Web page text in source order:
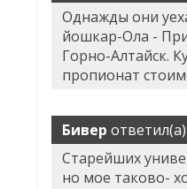
Однажды они
йошкар-Ола -
Горно-Алтайск.
пропионат
Бивер ответил(а)
Старейших
но мое таково-